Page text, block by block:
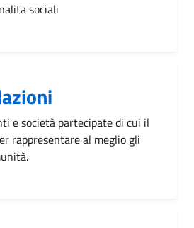
sociali
e società partecipate di cui il
rappresentare al meglio gli